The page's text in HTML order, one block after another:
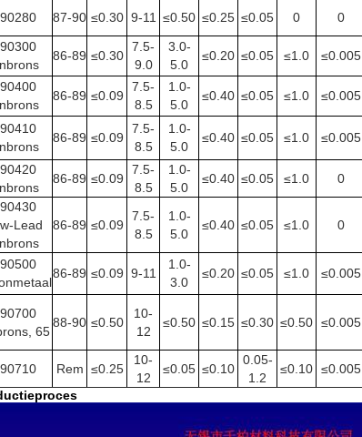
87-90 ≤0.30 9-11 ≤0.50 ≤0.25 ≤0.05 0 0
86-89 ≤0.30
7.5-
9.0
3.0-
5.0
≤0.20 ≤0.05 ≤1.0 ≤0.005
86-89 ≤0.09
7.5-
8.5
1.0-
5.0
≤0.40 ≤0.05 ≤1.0 ≤0.005
86-89 ≤0.09
7.5-
8.5
1.0-
5.0
≤0.40 ≤0.05 ≤1.0 ≤0.005
86-89 ≤0.09
7.5-
8.5
1.0-
5.0
≤0.40 ≤0.05 ≤1.0 0
Lead
86-89 ≤0.09
7.5-
8.5
1.0-
5.0
≤0.40 ≤0.05 ≤1.0 0
86-89 ≤0.09 9-11
1.0-
3.0
≤0.20 ≤0.05 ≤1.0 ≤0.005
65
88-90 ≤0.50
10-
12
≤0.50 ≤0.15 ≤0.30 ≤0.50 ≤0.005
Rem ≤0.25
10-
12
≤0.05 ≤0.10
0.05-
1.2
≤0.10 ≤0.005